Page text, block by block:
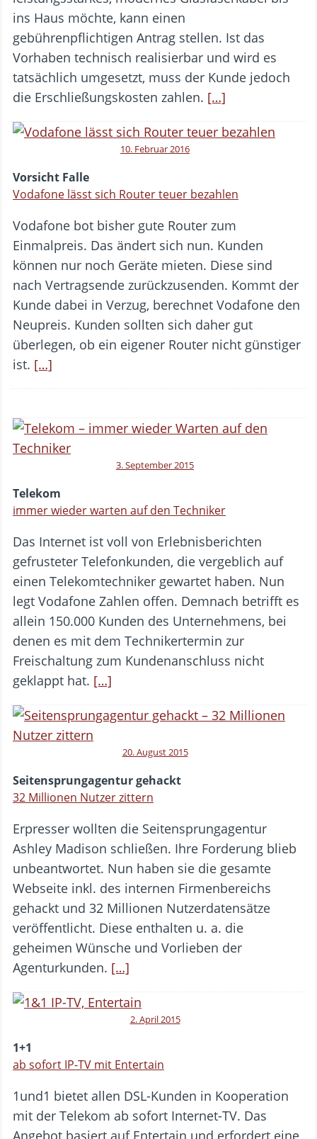
ins Haus möchte, kann einen
gebührenpflichtigen Antrag stellen. Ist das
Vorhaben technisch realisierbar und wird es
tatsächlich umgesetzt, muss der Kunde jedoch
die Erschließungskosten zahlen. […]
10. Februar 2016
Vorsicht Falle
Vodafone lässt sich Router teuer bezahlen
Vodafone bot bisher gute Router zum
Einmalpreis. Das ändert sich nun. Kunden
können nur noch Geräte mieten. Diese sind
nach Vertragsende zurückzusenden. Kommt der
Kunde dabei in Verzug, berechnet Vodafone den
Neupreis. Kunden sollten sich daher gut
überlegen, ob ein eigener Router nicht günstiger
ist. […]
3. September 2015
Telekom
immer wieder warten auf den Techniker
Das Internet ist voll von Erlebnisberichten
gefrusteter Telefonkunden, die vergeblich auf
einen Telekomtechniker gewartet haben. Nun
legt Vodafone Zahlen offen. Demnach betrifft es
allein 150.000 Kunden des Unternehmens, bei
denen es mit dem Technikertermin zur
Freischaltung zum Kundenanschluss nicht
geklappt hat. […]
20. August 2015
Seitensprungagentur gehackt
32 Millionen Nutzer zittern
Erpresser wollten die Seitensprungagentur
Ashley Madison schließen. Ihre Forderung blieb
unbeantwortet. Nun haben sie die gesamte
Webseite inkl. des internen Firmenbereichs
gehackt und 32 Millionen Nutzerdatensätze
veröffentlicht. Diese enthalten u. a. die
geheimen Wünsche und Vorlieben der
Agenturkunden. […]
2. April 2015
1+1
ab sofort IP-TV mit Entertain
1und1 bietet allen DSL-Kunden in Kooperation
mit der Telekom ab sofort Internet-TV. Das
Angebot basiert auf Entertain und erfordert eine